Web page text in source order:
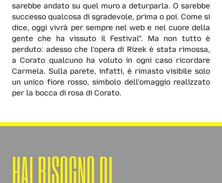
sarebbe andato su quel muro a deturparla. O sarebbe
successo qualcosa di sgradevole, prima o poi. Come si
dice, oggi vivrà per sempre nel web e nel cuore della
gente che ha vissuto il Festival”. Ma non tutto è
perduto: adesso che l’opera di Rizek è stata rimossa,
a Corato qualcuno ha voluto in ogni caso ricordare
Carmela. Sulla parete, infatti, è rimasto visibile solo
un unico fiore rosso, simbolo dell’omaggio realizzato
per la bocca di rosa di Corato.
HAI BISOGNO DI